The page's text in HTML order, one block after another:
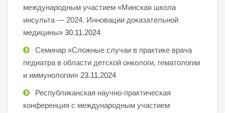
международным участием «Минская школа
инсульта — 2024. Инновации доказательной
медицины» 30.11.2024
Семинар «Сложные случаи в практике врача
педиатра в области детской онкологи, гематологии
и иммунологии» 23.11.2024
Республиканская научно-практическая
конференция с международным участием